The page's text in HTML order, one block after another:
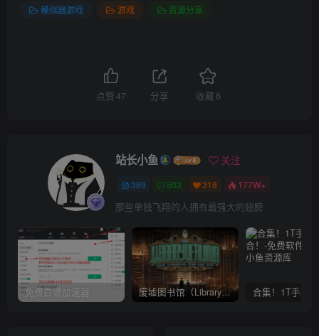
模拟器游戏 游戏 资源分享
点赞47 分享 收藏 6
站长小鱼 关注
389 503 318 177W+
那些单独飞翔的人拥有最强大的翅膀
免费白嫖加速器 废墟图书馆（Library Of Ruina）v1.1.0.6a13 官中 附yuzu模拟器 本体+1.0.3升补